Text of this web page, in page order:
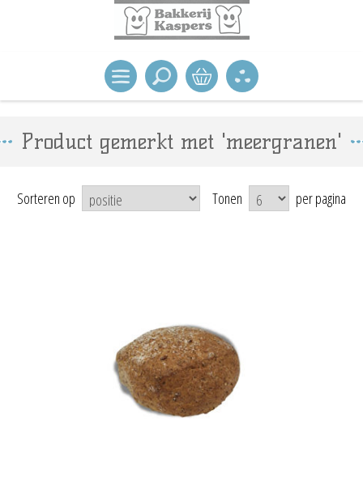
Product gemerkt met 'meergranen'
Sorteren op Tonen per pagina